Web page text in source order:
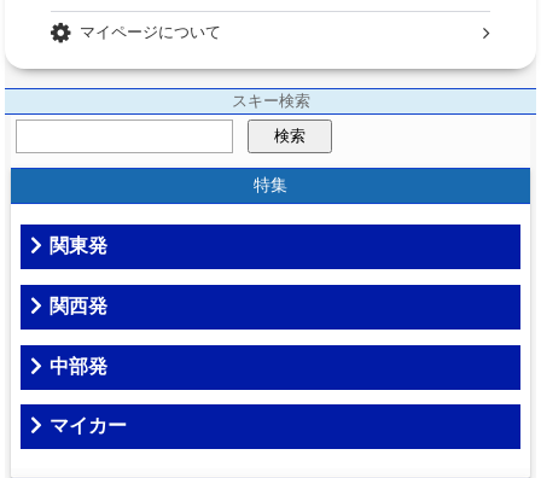
マイページについて
スキー検索
検索
特集
関東発
関西発
中部発
マイカー